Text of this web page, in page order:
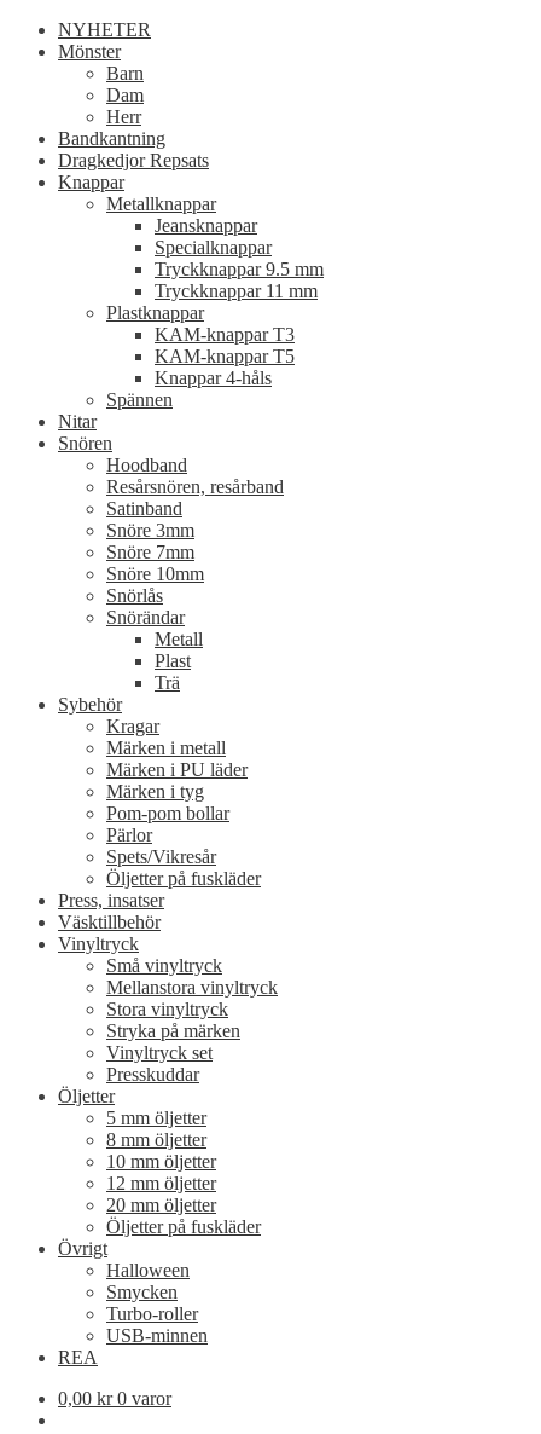
NYHETER
Mönster
Barn
Dam
Herr
Bandkantning
Dragkedjor Repsats
Knappar
Metallknappar
Jeansknappar
Specialknappar
Tryckknappar 9.5 mm
Tryckknappar 11 mm
Plastknappar
KAM-knappar T3
KAM-knappar T5
Knappar 4-håls
Spännen
Nitar
Snören
Hoodband
Resårsnören, resårband
Satinband
Snöre 3mm
Snöre 7mm
Snöre 10mm
Snörlås
Snörändar
Metall
Plast
Trä
Sybehör
Kragar
Märken i metall
Märken i PU läder
Märken i tyg
Pom-pom bollar
Pärlor
Spets/Vikresår
Öljetter på fuskläder
Press, insatser
Väsktillbehör
Vinyltryck
Små vinyltryck
Mellanstora vinyltryck
Stora vinyltryck
Stryka på märken
Vinyltryck set
Presskuddar
Öljetter
5 mm öljetter
8 mm öljetter
10 mm öljetter
12 mm öljetter
20 mm öljetter
Öljetter på fuskläder
Övrigt
Halloween
Smycken
Turbo-roller
USB-minnen
REA
0,00 kr 0 varor